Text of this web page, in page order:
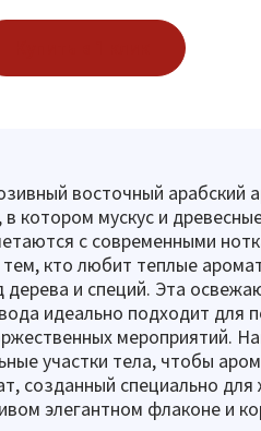
восточный арабский
котором мускус и
с современными
кто любит теплые
дерева и специй. Эта
идеально подходит для
мероприятий.
участки тела, чтобы
созданный специально
элегантном флаконе и